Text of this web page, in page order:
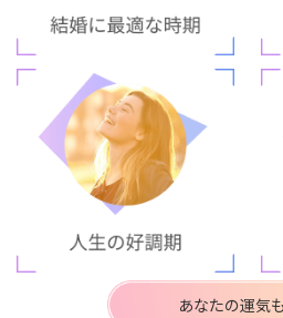
あなたの運気